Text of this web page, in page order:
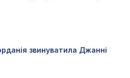
звинуватила Джанні